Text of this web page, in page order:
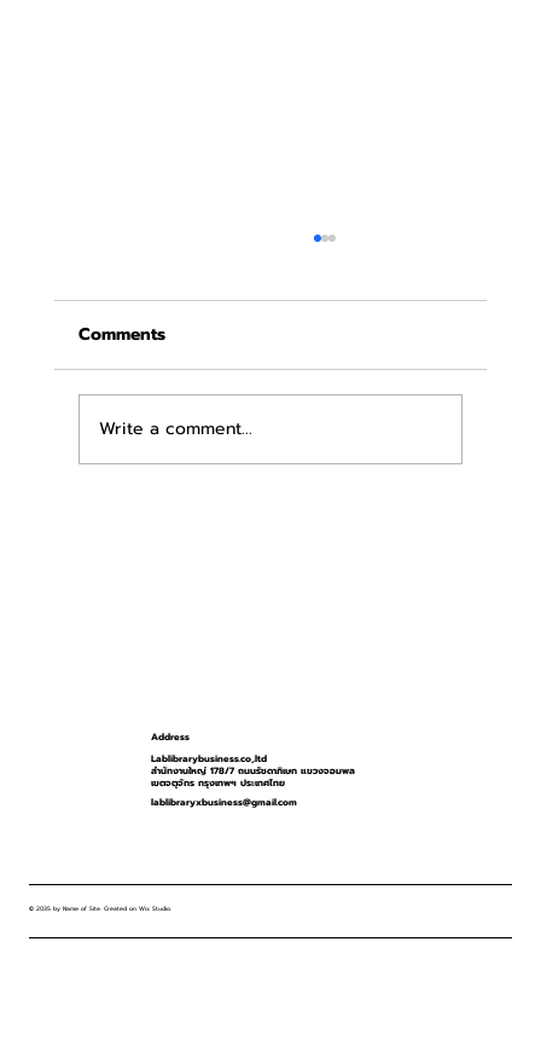
แพ้ผ้าอนามัยเป็นแบบไหน?
Comments
Write a comment...
© 2035 by Name of Site. Created on Wix Studio.
Address
Lablibrarybusiness.co,.ltd
สำนักงานใหญ่ 178/7 ถนนรัชดาภิเษก แขวงจอมพล
เขตจตุจักร กรุงเทพฯ ประเทศไทย
lablibraryxbusiness@gmail.com